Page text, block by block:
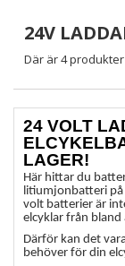
24V
Där är 4 produkter
24 VOLT
LAGER!
Här hittar du
litiumjonbatteri
volt batterier är
elcyklar från bland
Därför kan det
behöver för din